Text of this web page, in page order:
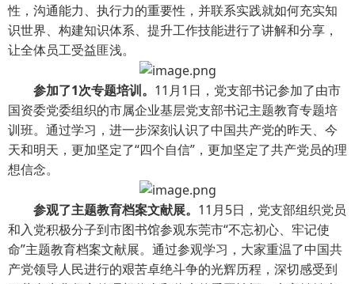
性，沟通能力、执行力的重要性，并联系实践就如何充实知
识世界、构建知识体系、提升工作技能进行了讲解和分享，
让全体员工受益匪浅。
参加了1次专题培训。 11月1日，党支部书记参加了由市
国资委党委组织的市属企业基层党支部书记主题教育专题培
训班。通过学习，进一步深刻认识了中国共产党的昨天、今
天和明天，更加坚定了“四个自信”，更加坚定了共产党员的理
想信念。
参观了主题教育档案文献展。 11月5日，党支部组织党员
和入党积极分子到市图书馆参观东莞市“不忘初心、牢记使
命”主题教育档案文献展。通过参观学习，大家重温了中国共
产党领导人民进行的艰苦卓绝斗争的光辉历程，深切感受到